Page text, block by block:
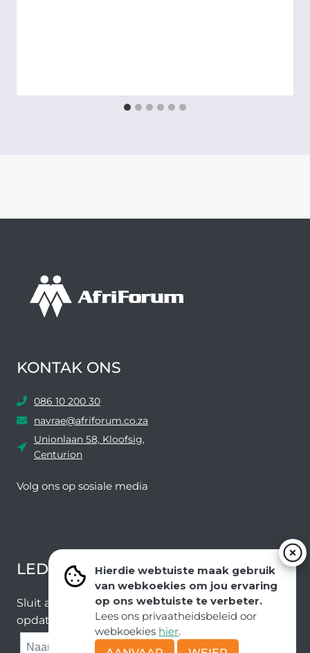
Hierdie webtuiste maak gebruik
van webkoekies om jou ervaring
op ons webtuiste te verbeter.
Lees ons privaatheidsbeleid oor
webkoekies hier.
KONTAK ONS
086 10 200 30
navrae@afriforum.co.za
Unionlaan 58, Kloofsig,
Centurion
Volg ons ​​op sosiale media
LEDEVOORDELE NUUSBRIEF
Sluit aan by ons e-poslys om die nuutste nuus en
opdaterings van ons span te ontvang.